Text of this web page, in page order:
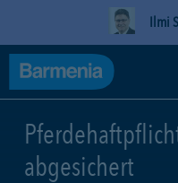
Ilmi
abgesichert